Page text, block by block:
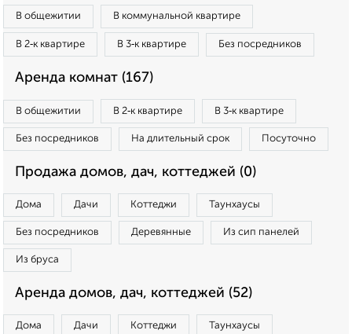
В общежитии В коммунальной квартире
В 2‑к квартире В 3‑к квартире Без посредников
Аренда комнат (167)
В общежитии В 2‑к квартире В 3‑к квартире
Без посредников На длительный срок Посуточно
Продажа домов, дач, коттеджей (0)
Дома Дачи Коттеджи Таунхаусы
Без посредников Деревянные Из сип панелей
Из бруса
Аренда домов, дач, коттеджей (52)
Дома Дачи Коттеджи Таунхаусы